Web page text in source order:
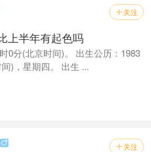
 关注
上半年有起色吗
0分(北京时间)。 出生公历：1983
)，星期四。 出生 ...
 关注
